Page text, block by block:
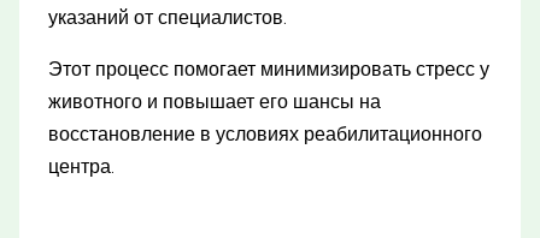
указаний от специалистов.
Этот процесс помогает минимизировать стресс у
животного и повышает его шансы на
восстановление в условиях реабилитационного
центра.